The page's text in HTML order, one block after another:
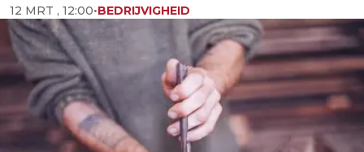
12 MRT , 12:00•BEDRIJVIGHEID